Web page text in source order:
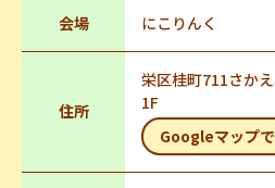
会場 にこりんく
住所
栄区桂町711さか
1F
Googleマップ